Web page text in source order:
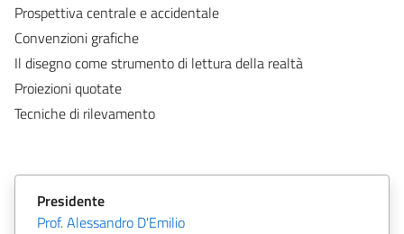
Prospettiva centrale e accidentale
Convenzioni grafiche
Il disegno come strumento di lettura della realtà
Proiezioni quotate
Tecniche di rilevamento
Presidente
Prof. Alessandro D'Emilio